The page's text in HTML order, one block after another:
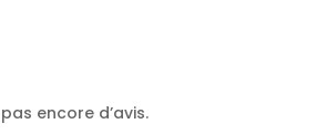
pas encore d’avis.